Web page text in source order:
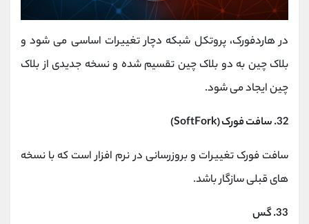
در هاردفورک، پروتکل شبکه دچار تغییرات اساسی می شود و
بلاک چین به دو بلاک چین تقسیم شده و نسخه جدیدی از بلاک
چین ایجاد می شود.
32. سافت فورک (SoftFork)
سافت فورک تغییرات و بروزرسانی در نرم افزار است که با نسخه
های قبلی سازگار باشد.
33. گس